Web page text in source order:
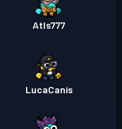
Atls777
LucaCanis